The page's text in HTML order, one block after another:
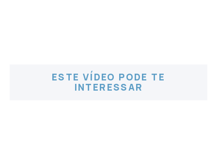
ESTE VÍDEO PODE TE
INTERESSAR